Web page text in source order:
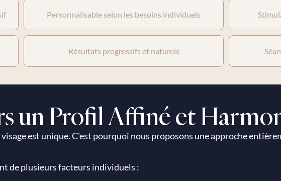
Personnalisable selon les besoins individuels
Résultats progressifs et naturels
un Profil Affiné et
est unique. C'est pourquoi nous proposons une approche
de plusieurs facteurs individuels :